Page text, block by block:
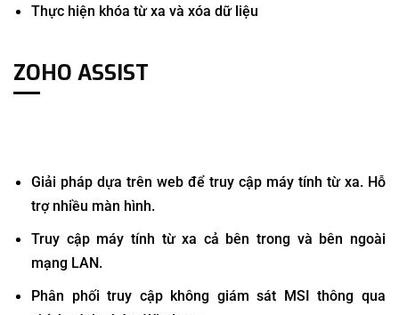
Thực hiện khóa từ xa và xóa dữ liệu
ZOHO ASSIST
Giải pháp dựa trên web để truy cập máy tính từ xa. Hỗ
trợ nhiều màn hình.
Truy cập máy tính từ xa cả bên trong và bên ngoài
mạng LAN.
Phân phối truy cập không giám sát MSI thông qua